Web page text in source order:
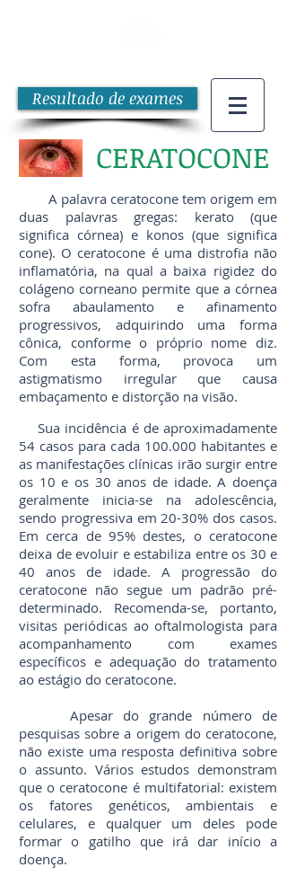
Resultado de exames
CERATOCONE
A palavra ceratocone tem origem em
duas palavras gregas: kerato (que
significa córnea) e konos (que significa
cone). O ceratocone é uma distrofia não
inflamatória, na qual a baixa rigidez do
colágeno corneano permite que a córnea
sofra abaulamento e afinamento
progressivos, adquirindo uma forma
cônica, conforme o próprio nome diz.
Com esta forma, provoca um
astigmatismo irregular que causa
embaçamento e distorção na visão.
Sua incidência é de aproximadamente
54 casos para cada 100.000 habitantes e
as manifestações clínicas irão surgir entre
os 10 e os 30 anos de idade. A doença
geralmente inicia-se na adolescência,
sendo progressiva em 20-30% dos casos.
Em cerca de 95% destes, o ceratocone
deixa de evoluir e estabiliza entre os 30 e
40 anos de idade. A progressão do
ceratocone não segue um padrão pré-
determinado. Recomenda-se, portanto,
visitas periódicas ao oftalmologista para
acompanhamento com exames
específicos e adequação do tratamento
ao estágio do ceratocone.
Apesar do grande número de
pesquisas sobre a origem do ceratocone,
não existe uma resposta definitiva sobre
o assunto. Vários estudos demonstram
que o ceratocone é multifatorial: existem
os fatores genéticos, ambientais e
celulares, e qualquer um deles pode
formar o gatilho que irá dar início a
doença.